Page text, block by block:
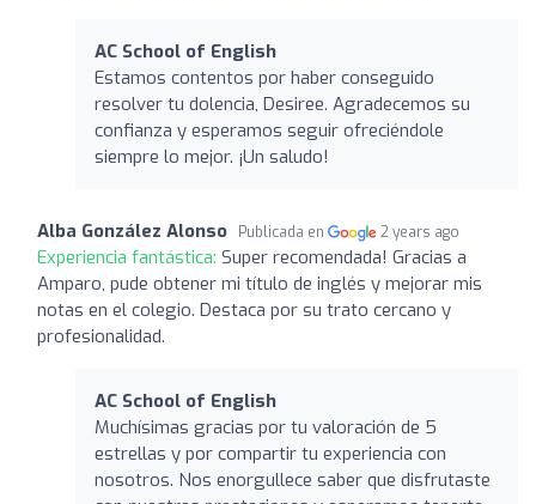
AC School of English
Estamos contentos por haber conseguido
resolver tu dolencia, Desiree. Agradecemos su
confianza y esperamos seguir ofreciéndole
siempre lo mejor. ¡Un saludo!
Alba González Alonso Publicada en 2 years ago
Experiencia fantástica: Super recomendada! Gracias a
Amparo, pude obtener mi título de inglés y mejorar mis
notas en el colegio. Destaca por su trato cercano y
profesionalidad.
AC School of English
Muchísimas gracias por tu valoración de 5
estrellas y por compartir tu experiencia con
nosotros. Nos enorgullece saber que disfrutaste